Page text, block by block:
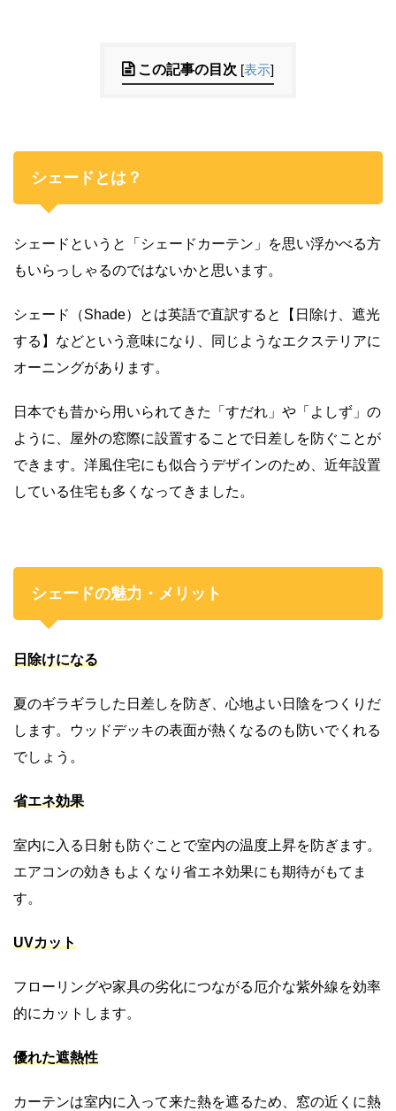
この記事の目次 [表示]
シェードとは？
シェードというと「シェードカーテン」を思い浮かべる方
もいらっしゃるのではないかと思います。
シェード（Shade）とは英語で直訳すると【日除け、遮光
する】などという意味になり、同じようなエクステリアに
オーニングがあります。
日本でも昔から用いられてきた「すだれ」や「よしず」の
ように、屋外の窓際に設置することで日差しを防ぐことが
できます。洋風住宅にも似合うデザインのため、近年設置
している住宅も多くなってきました。
シェードの魅力・メリット
日除けになる
夏のギラギラした日差しを防ぎ、心地よい日陰をつくりだ
します。ウッドデッキの表面が熱くなるのも防いでくれる
でしょう。
省エネ効果
室内に入る日射も防ぐことで室内の温度上昇を防ぎます。
エアコンの効きもよくなり省エネ効果にも期待がもてま
す。
UVカット
フローリングや家具の劣化につながる厄介な紫外線を効率
的にカットします。
優れた遮熱性
カーテンは室内に入って来た熱を遮るため、窓の近くに熱